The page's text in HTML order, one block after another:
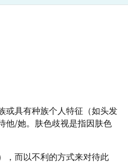
或具有种族个人特征（如头发
他/她。肤色歧视是指因肤色
，而以不利的方式来对待此